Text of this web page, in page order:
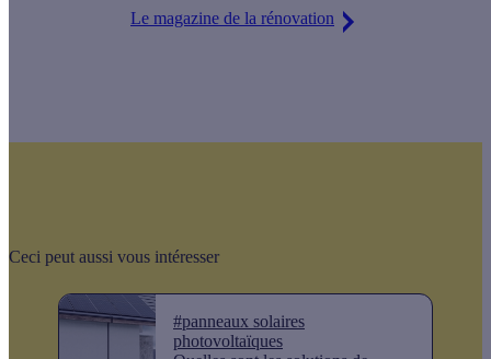
Le magazine de la rénovation
Ceci peut aussi vous intéresser
#panneaux solaires
photovoltaïques